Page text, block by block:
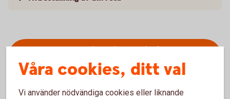
Logga in och se pris för
hemförsäkringen
Våra cookies, ditt val
Vi använder nödvändiga cookies eller liknande